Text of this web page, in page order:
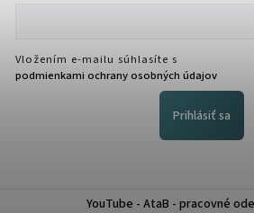
Vložením e-mailu súhlasíte s
podmienkami ochrany osobných údajov
Prihlásiť sa
YouTube - AtaB - pracovné